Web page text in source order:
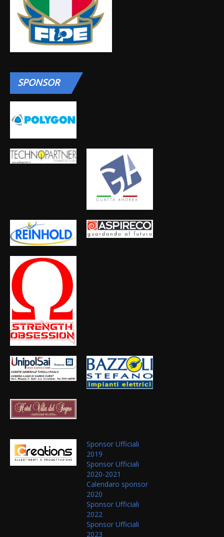
SPONSOR
Sponsor Ufficiali
2019
Sponsor Ufficiali
2020-2021
Calendaro sponsor
2020
Sponsor Ufficiali
2022
Sponsor Ufficiali
2023